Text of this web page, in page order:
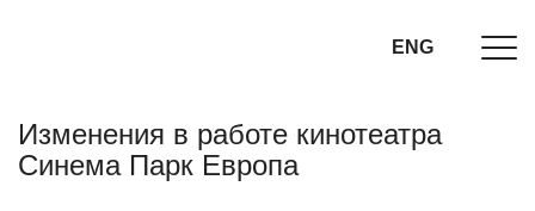
ENG
Изменения в работе кинотеатра
Синема Парк Европа